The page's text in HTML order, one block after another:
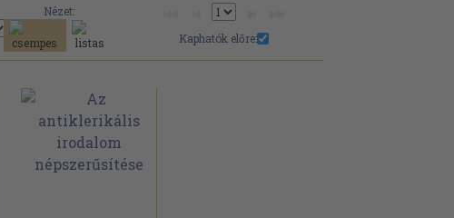
Nézet:
Kaphatók előre: